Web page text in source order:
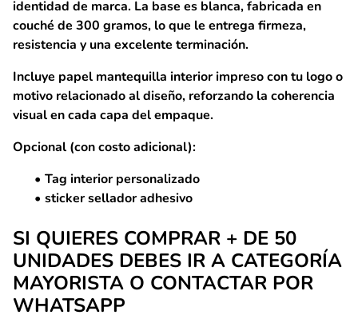
identidad de marca. La base es blanca, fabricada en
couché de 300 gramos, lo que le entrega firmeza,
resistencia y una excelente terminación.
Incluye papel mantequilla interior impreso con tu logo o
motivo relacionado al diseño, reforzando la coherencia
visual en cada capa del empaque.
Opcional (con costo adicional):
Tag interior personalizado
sticker sellador adhesivo
SI QUIERES COMPRAR + DE 50
UNIDADES DEBES IR A CATEGORÍA
MAYORISTA O CONTACTAR POR
WHATSAPP